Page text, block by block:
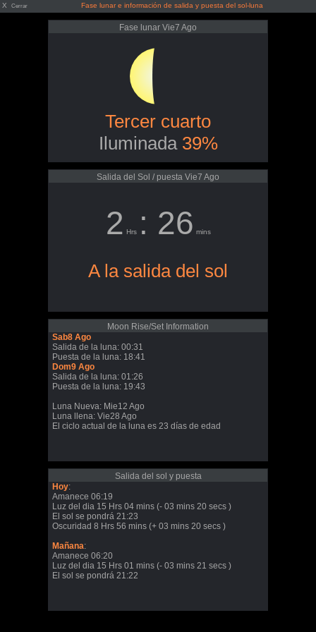
X Cerrar Fase lunar e información de salida y puesta del sol-luna
Fase lunar Vie7 Ago
Tercer cuarto
Iluminada 39%
Salida del Sol / puesta Vie7 Ago
2 Hrs : 26 mins
A la salida del sol
Moon Rise/Set Information
Sab8 Ago
Salida de la luna: 00:31
Puesta de la luna: 18:41
Dom9 Ago
Salida de la luna: 01:26
Puesta de la luna: 19:43
Luna Nueva: Mie12 Ago
Luna llena: Vie28 Ago
El ciclo actual de la luna es 23 días de edad
Salida del sol y puesta
Hoy:
Amanece 06:19
Luz del dia 15 Hrs 04 mins (- 03 mins 20 secs )
El sol se pondrá 21:23
Oscuridad 8 Hrs 56 mins (+ 03 mins 20 secs )
Mañana:
Amanece 06:20
Luz del dia 15 Hrs 01 mins (- 03 mins 21 secs )
El sol se pondrá 21:22